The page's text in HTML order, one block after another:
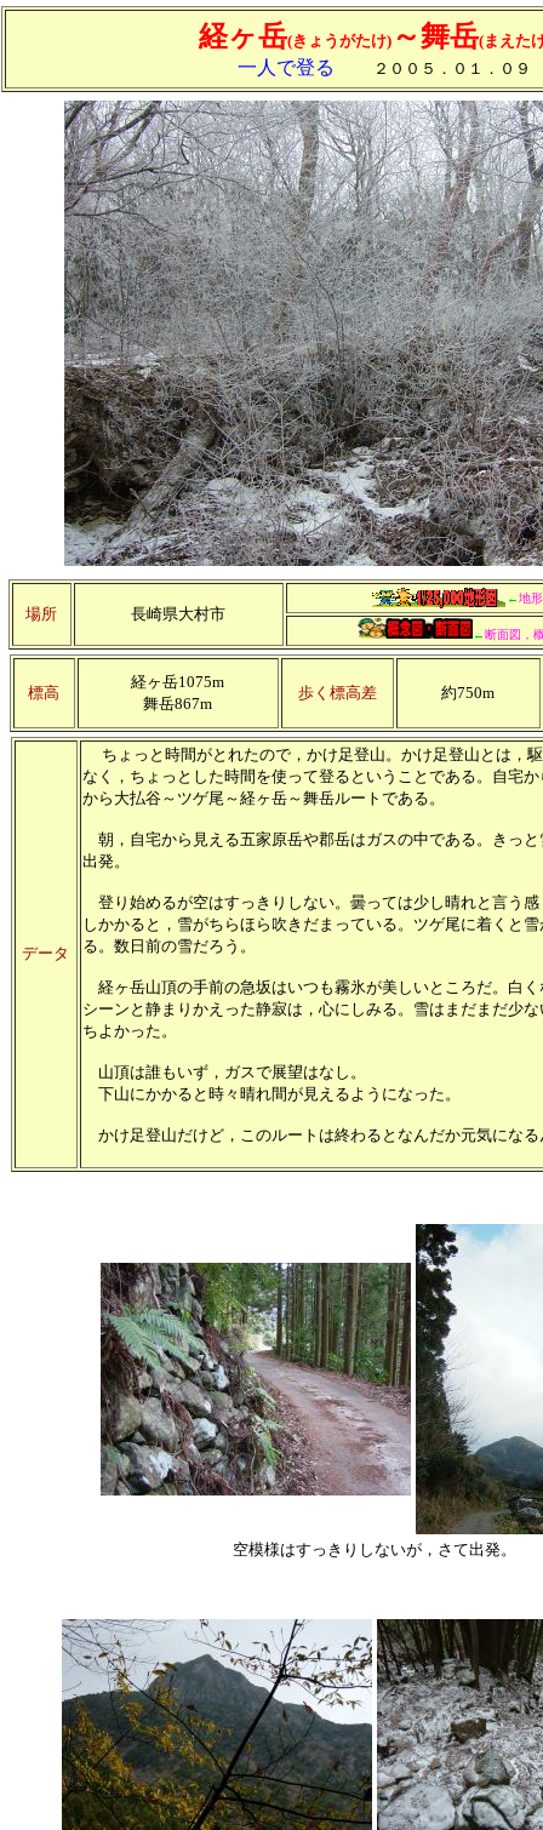
経ヶ岳(きょうがたけ)～舞岳(まえた
一人で登る ２００５．０１．０９
場所 長崎県大村市
←地
←断面図，
標高
経ヶ岳1075m
舞岳867m
歩く標高差 約750m
データ
ちょっと時間がとれたので，かけ足登山。かけ足登山とは，
なく，ちょっとした時間を使って登るということである。自宅
から大払谷～ツゲ尾～経ヶ岳～舞岳ルートである。
朝，自宅から見える五家原岳や郡岳はガスの中である。きっ
出発。
登り始めるが空はすっきりしない。曇っては少し晴れと言う
しかかると，雪がちらほら吹きだまっている。ツゲ尾に着くと
る。数日前の雪だろう。
経ヶ岳山頂の手前の急坂はいつも霧氷が美しいところだ。白
シーンと静まりかえった静寂は，心にしみる。雪はまだまだ少
ちよかった。
山頂は誰もいず，ガスで展望はなし。
下山にかかると時々晴れ間が見えるようになった。
かけ足登山だけど，このルートは終わるとなんだか元気になる
空模様はすっきりしないが，さて出発。